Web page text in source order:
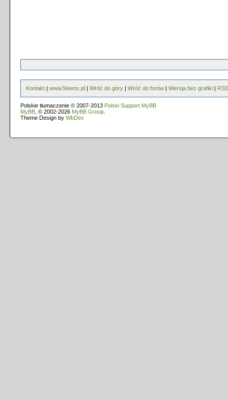
Kontakt | www.5teens.pl | Wróć do góry | Wróć do forów | Wersja bez grafiki | RSS
Polskie tłumaczenie © 2007-2013 Polski Support MyBB
MyBB , © 2002-2026 MyBB Group
Theme Design by WbDev